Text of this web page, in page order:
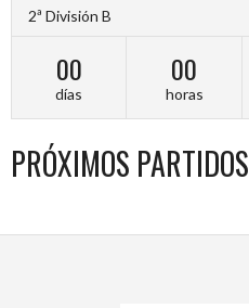
2ª División B
00
días
00
horas
PRÓXIMOS PARTIDOS